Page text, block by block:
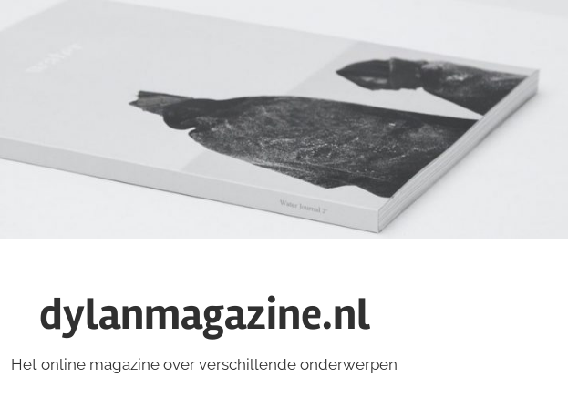
dylanmagazine.nl
Het online magazine over verschillende onderwerpen